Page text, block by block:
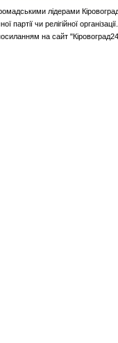
лідерами
партії чи релігійної
на сайт